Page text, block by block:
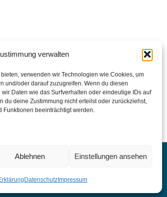
verwalten
verwenden wir Technologien wie Cookies, um
und/oder darauf zuzugreifen. Wenn du diesen
Daten wie das Surfverhalten oder eindeutige IDs auf
du deine Zustimmung nicht erteilst oder zurückziehst,
Funktionen beeinträchtigt werden.
Ablehnen Einstellungen ansehen
Datenschutz Impressum